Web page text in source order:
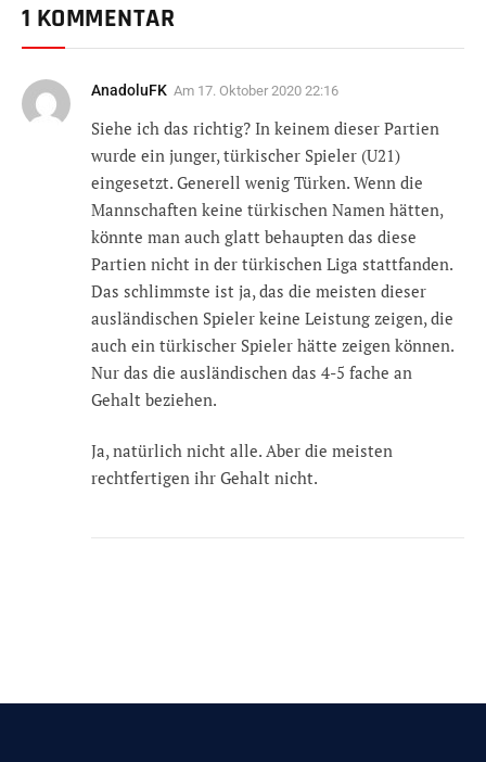
1 KOMMENTAR
AnadoluFK Am 17. Oktober 2020 22:16
Siehe ich das richtig? In keinem dieser Partien
wurde ein junger, türkischer Spieler (U21)
eingesetzt. Generell wenig Türken. Wenn die
Mannschaften keine türkischen Namen hätten,
könnte man auch glatt behaupten das diese
Partien nicht in der türkischen Liga stattfanden.
Das schlimmste ist ja, das die meisten dieser
ausländischen Spieler keine Leistung zeigen, die
auch ein türkischer Spieler hätte zeigen können.
Nur das die ausländischen das 4-5 fache an
Gehalt beziehen.
Ja, natürlich nicht alle. Aber die meisten
rechtfertigen ihr Gehalt nicht.